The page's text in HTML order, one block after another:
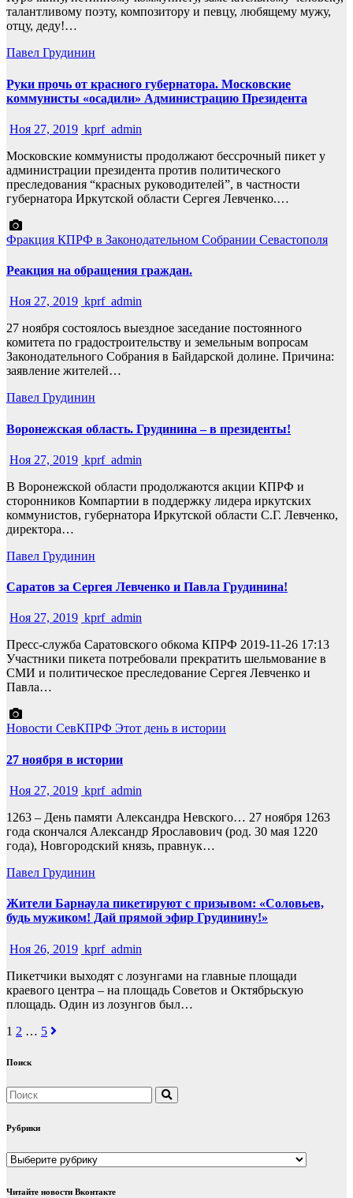
талантливому поэту, композитору и певцу, любящему мужу,
отцу, деду!…
Павел Грудинин
Руки прочь от красного губернатора. Московские
коммунисты «осадили» Администрацию Президента
Ноя 27, 2019 kprf_admin
Московские коммунисты продолжают бессрочный пикет у
администрации президента против политического
преследования “красных руководителей”, в частности
губернатора Иркутской области Сергея Левченко.…
Фракция КПРФ в Законодательном Собрании Севастополя
Реакция на обращения граждан.
Ноя 27, 2019 kprf_admin
27 ноября состоялось выездное заседание постоянного
комитета по градостроительству и земельным вопросам
Законодательного Собрания в Байдарской долине. Причина:
заявление жителей…
Павел Грудинин
Воронежская область. Грудинина – в президенты!
Ноя 27, 2019 kprf_admin
В Воронежской области продолжаются акции КПРФ и
сторонников Компартии в поддержку лидера иркутских
коммунистов, губернатора Иркутской области С.Г. Левченко,
директора…
Павел Грудинин
Саратов за Сергея Левченко и Павла Грудинина!
Ноя 27, 2019 kprf_admin
Пресс-служба Саратовского обкома КПРФ 2019-11-26 17:13
Участники пикета потребовали прекратить шельмование в
СМИ и политическое преследование Сергея Левченко и
Павла…
Новости СевКПРФ Этот день в истории
27 ноября в истории
Ноя 27, 2019 kprf_admin
1263 – День памяти Александра Невского… 27 ноября 1263
года скончался Александр Ярославович (род. 30 мая 1220
года), Новгородский князь, правнук…
Павел Грудинин
Жители Барнаула пикетируют с призывом: «Соловьев,
будь мужиком! Дай прямой эфир Грудинину!»
Ноя 26, 2019 kprf_admin
Пикетчики выходят с лозунгами на главные площади
краевого центра – на площадь Советов и Октябрьскую
площадь. Один из лозунгов был…
Навигация
по
1 2 … 5
Поиск
Рубрики
Рубрики
Читайте новости Вконтакте